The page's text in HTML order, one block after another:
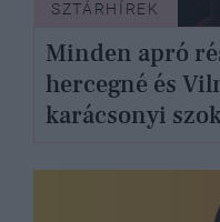
SZTÁRHÍREK
Minden apró
hercegné és
karácsonyi